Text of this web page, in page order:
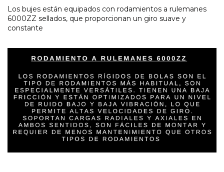
Los bujes están equipados con rodamientos a rulemanes
6000ZZ sellados, que proporcionan un giro suave y
constante